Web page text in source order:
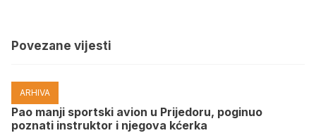
Povezane vijesti
ARHIVA
Pao manji sportski avion u Prijedoru, poginuo
poznati instruktor i njegova kćerka